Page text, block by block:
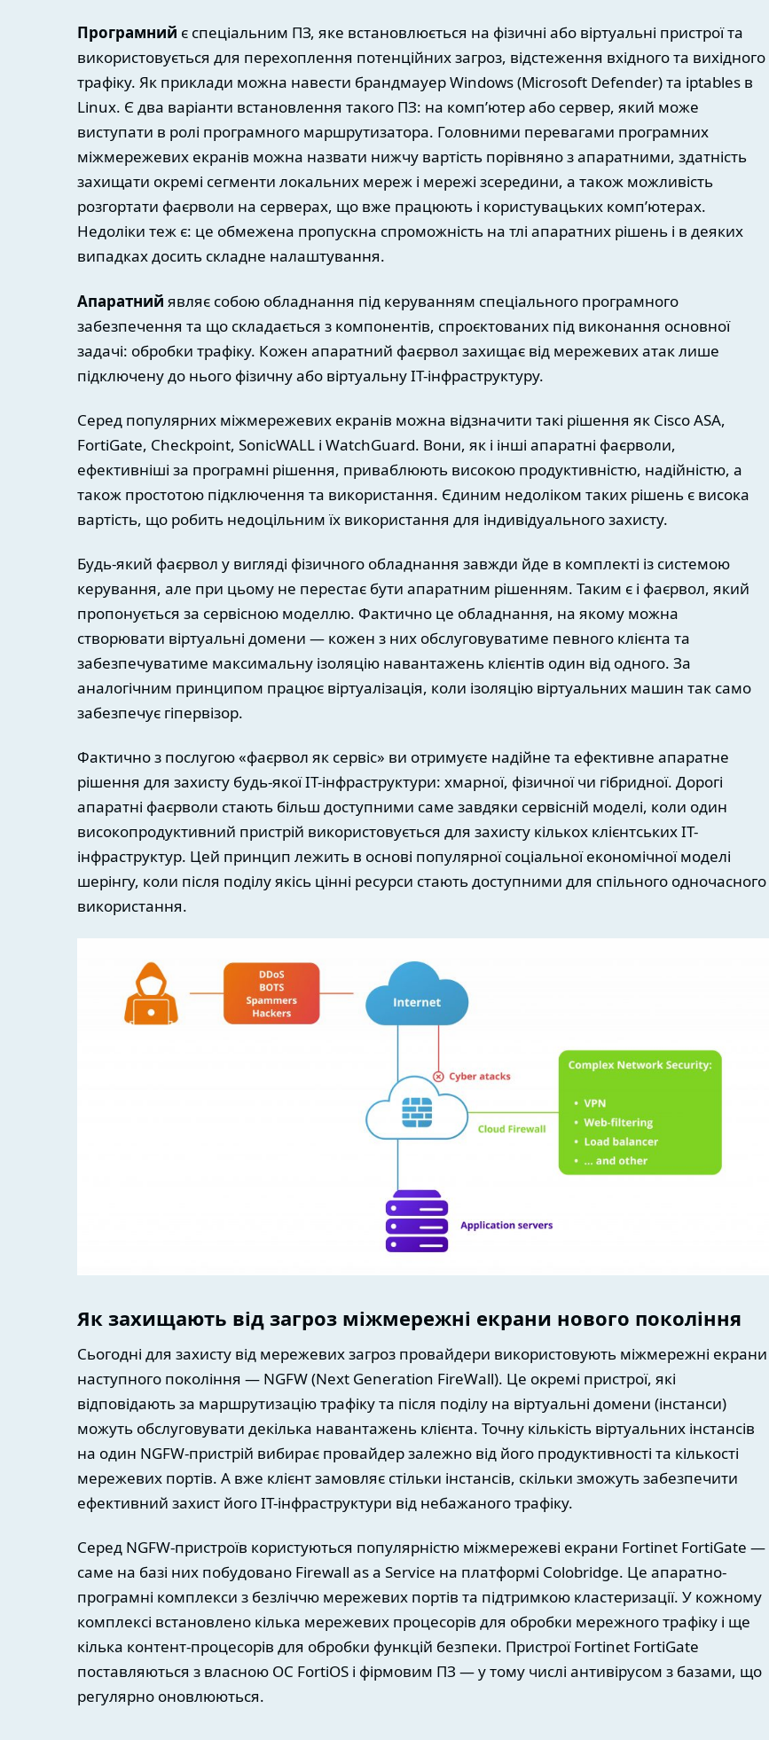
Програмний є спеціальним ПЗ, яке встановлюється на фізичні або віртуальні пристрої та
використовується для перехоплення потенційних загроз, відстеження вхідного та вихідного
трафіку. Як приклади можна навести брандмауер Windows (Microsoft Defender) та iptables в
Linux. Є два варіанти встановлення такого ПЗ: на комп’ютер або сервер, який може
виступати в ролі програмного маршрутизатора. Головними перевагами програмних
міжмережевих екранів можна назвати нижчу вартість порівняно з апаратними, здатність
захищати окремі сегменти локальних мереж і мережі зсередини, а також можливість
розгортати фаєрволи на серверах, що вже працюють і користувацьких комп’ютерах.
Недоліки теж є: це обмежена пропускна спроможність на тлі апаратних рішень і в деяких
випадках досить складне налаштування.
Апаратний являє собою обладнання під керуванням спеціального програмного
забезпечення та що складається з компонентів, спроєктованих під виконання основної
задачі: обробки трафіку. Кожен апаратний фаєрвол захищає від мережевих атак лише
підключену до нього фізичну або віртуальну ІТ-інфраструктуру.
Серед популярних міжмережевих екранів можна відзначити такі рішення як Cisco ASA,
FortiGate, Checkpoint, SonicWALL і WatchGuard. Вони, як і інші апаратні фаєрволи,
ефективніші за програмні рішення, приваблюють високою продуктивністю, надійністю, а
також простотою підключення та використання. Єдиним недоліком таких рішень є висока
вартість, що робить недоцільним їх використання для індивідуального захисту.
Будь-який фаєрвол у вигляді фізичного обладнання завжди йде в комплекті із системою
керування, але при цьому не перестає бути апаратним рішенням. Таким є і фаєрвол, який
пропонується за сервісною моделлю. Фактично це обладнання, на якому можна
створювати віртуальні домени — кожен з них обслуговуватиме певного клієнта та
забезпечуватиме максимальну ізоляцію навантажень клієнтів один від одного. За
аналогічним принципом працює віртуалізація, коли ізоляцію віртуальних машин так само
забезпечує гіпервізор.
Фактично з послугою «фаєрвол як сервіс» ви отримуєте надійне та ефективне апаратне
рішення для захисту будь-якої IT-інфраструктури: хмарної, фізичної чи гібридної. Дорогі
апаратні фаєрволи стають більш доступними саме завдяки сервісній моделі, коли один
високопродуктивний пристрій використовується для захисту кількох клієнтських IT-
інфраструктур. Цей принцип лежить в основі популярної соціальної економічної моделі
шерінгу, коли після поділу якісь цінні ресурси стають доступними для спільного одночасного
використання.
Як захищають від загроз міжмережні екрани нового покоління
Сьогодні для захисту від мережевих загроз провайдери використовують міжмережні екрани
наступного покоління — NGFW (Next Generation FireWall). Це окремі пристрої, які
відповідають за маршрутизацію трафіку та після поділу на віртуальні домени (інстанси)
можуть обслуговувати декілька навантажень клієнта. Точну кількість віртуальних інстансів
на один NGFW-пристрій вибирає провайдер залежно від його продуктивності та кількості
мережевих портів. А вже клієнт замовляє стільки інстансів, скільки зможуть забезпечити
ефективний захист його IT-інфраструктури від небажаного трафіку.
Серед NGFW-пристроїв користуються популярністю міжмережеві екрани Fortinet FortiGate —
саме на базі них побудовано Firewall as a Service на платформі Colobridge. Це апаратно-
програмні комплекси з безліччю мережевих портів та підтримкою кластеризації. У кожному
комплексі встановлено кілька мережевих процесорів для обробки мережного трафіку і ще
кілька контент-процесорів для обробки функцій безпеки. Пристрої Fortinet FortiGate
поставляються з власною ОС FortiOS і фірмовим ПЗ — у тому числі антивірусом з базами, що
регулярно оновлюються.